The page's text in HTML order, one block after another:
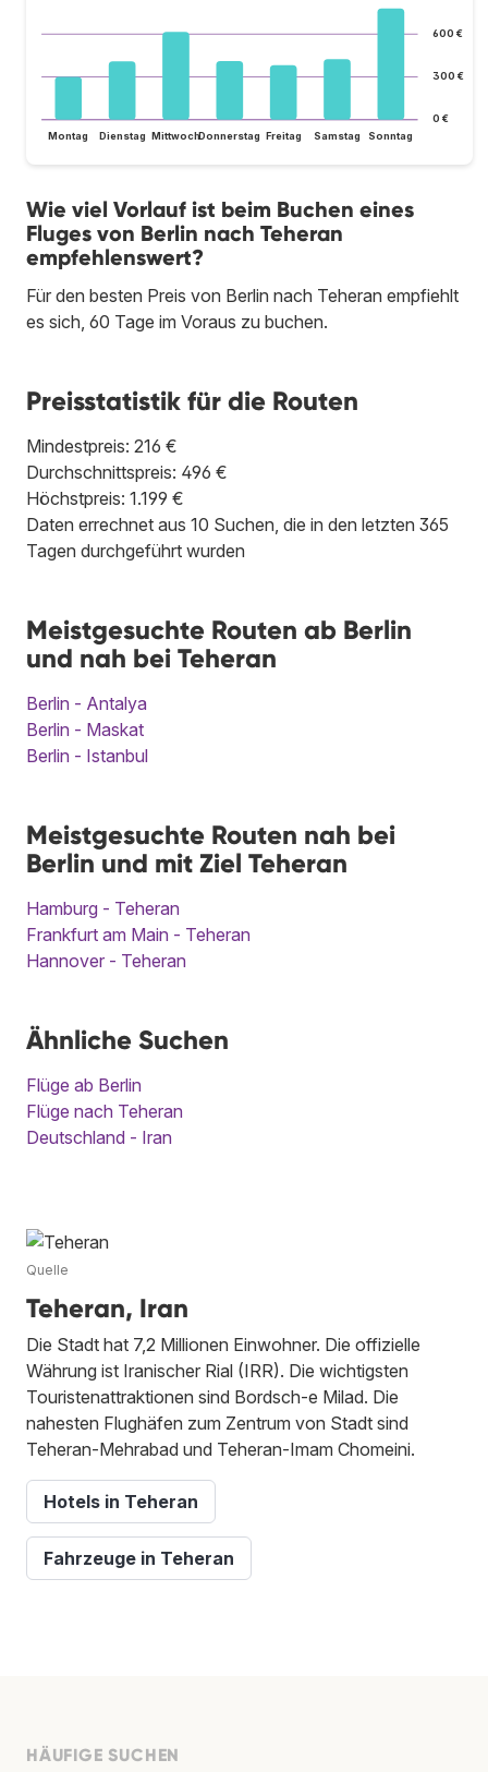
0 €
300 €
600 €
Montag Dienstag MittwochDonnerstag Freitag Samstag Sonntag
Wie viel Vorlauf ist beim Buchen eines
Fluges von Berlin nach Teheran
empfehlenswert?
Für den besten Preis von Berlin nach Teheran empfiehlt
es sich, 60 Tage im Voraus zu buchen.
Preisstatistik für die Routen
Mindestpreis: 216 €
Durchschnittspreis: 496 €
Höchstpreis: 1.199 €
Daten errechnet aus 10 Suchen, die in den letzten 365
Tagen durchgeführt wurden
Meistgesuchte Routen ab Berlin
und nah bei Teheran
Berlin - Antalya
Berlin - Maskat
Berlin - Istanbul
Meistgesuchte Routen nah bei
Berlin und mit Ziel Teheran
Hamburg - Teheran
Frankfurt am Main - Teheran
Hannover - Teheran
Ähnliche Suchen
Flüge ab Berlin
Flüge nach Teheran
Deutschland - Iran
Quelle
Teheran, Iran
Die Stadt hat 7,2 Millionen Einwohner. Die offizielle
Währung ist Iranischer Rial (IRR). Die wichtigsten
Touristenattraktionen sind Bordsch-e Milad. Die
nahesten Flughäfen zum Zentrum von Stadt sind
Teheran-Mehrabad und Teheran-Imam Chomeini.
Hotels in Teheran
Fahrzeuge in Teheran
HÄUFIGE SUCHEN